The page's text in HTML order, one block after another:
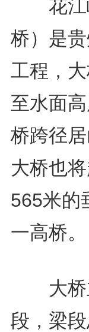
花江
桥）是
工程，
至水面
桥跨径
大桥也
565米的
一高桥。
大桥
段，梁